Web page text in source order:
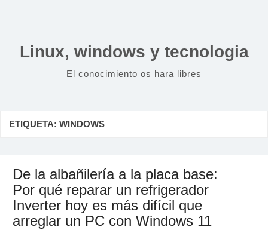
Linux, windows y tecnologia
El conocimiento os hara libres
ETIQUETA: WINDOWS
De la albañilería a la placa base:
Por qué reparar un refrigerador
Inverter hoy es más difícil que
arreglar un PC con Windows 11